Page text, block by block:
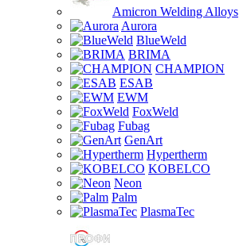
Amicron Welding Alloys
Aurora
BlueWeld
BRIMA
CHAMPION
ESAB
EWM
FoxWeld
Fubag
GenArt
Hypertherm
KOBELCO
Neon
Palm
PlasmaTec